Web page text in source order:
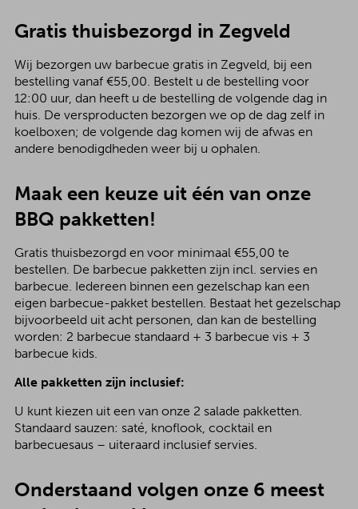
Gratis thuisbezorgd in Zegveld
Wij bezorgen uw barbecue gratis in Zegveld, bij een
bestelling vanaf €55,00. Bestelt u de bestelling voor
12:00 uur, dan heeft u de bestelling de volgende dag in
huis. De versproducten bezorgen we op de dag zelf in
koelboxen; de volgende dag komen wij de afwas en
andere benodigdheden weer bij u ophalen.
Maak een keuze uit één van onze
BBQ pakketten!
Gratis thuisbezorgd en voor minimaal €55,00 te
bestellen. De barbecue pakketten zijn incl. servies en
barbecue. Iedereen binnen een gezelschap kan een
eigen barbecue-pakket bestellen. Bestaat het gezelschap
bijvoorbeeld uit acht personen, dan kan de bestelling
worden: 2 barbecue standaard + 3 barbecue vis + 3
barbecue kids.
Alle pakketten zijn inclusief:
U kunt kiezen uit een van onze 2 salade pakketten.
Standaard sauzen: saté, knoflook, cocktail en
barbecuesaus – uiteraard inclusief servies.
Onderstaand volgen onze 6 meest